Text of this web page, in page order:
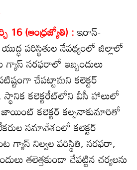
16 (ఆంధ్రజ్యోతి) :ఇరాన్‌-
పరిస్థితుల నేపథ్యంలో జిల్లాలో
సరఫరాలో ఇబ్బందులు
చేపట్టామని కలెక్టర్‌
కలెక్టరేట్‌లోని వీసీ హాలులో
కలెక్టర్‌ కల్పనాకుమారితో
సమావేశంలో కలెక్టర్‌
గ్యాస్‌ నిల్వల పరిస్థితి, సరఫరా,
తలెత్తకుండా చేపట్టిన చర్యలను